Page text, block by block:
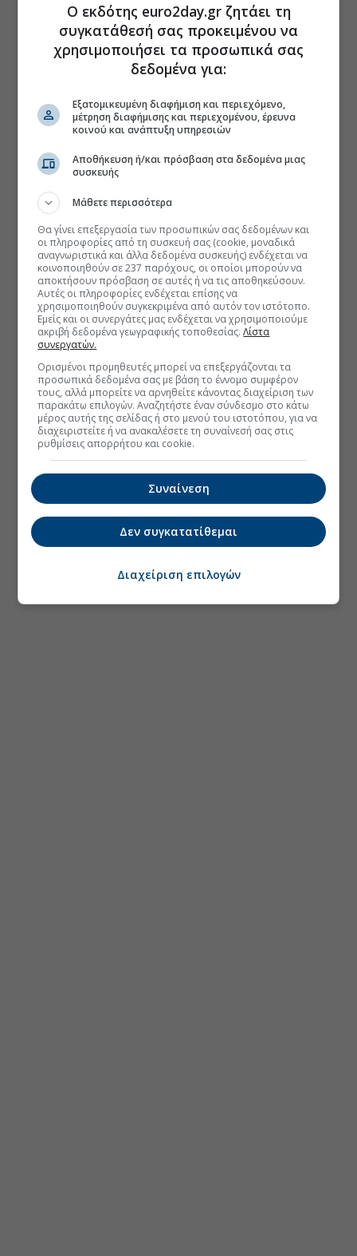
Ο εκδότης euro2day.gr ζητάει τη
συγκατάθεσή σας προκειμένου να
χρησιμοποιήσει τα προσωπικά σας
δεδομένα για:
Εξατομικευμένη διαφήμιση και περιεχόμενο,
μέτρηση διαφήμισης και περιεχομένου, έρευνα
κοινού και ανάπτυξη υπηρεσιών
Αποθήκευση ή/και πρόσβαση στα δεδομένα μιας
συσκευής
Μάθετε περισσότερα
Θα γίνει επεξεργασία των προσωπικών σας δεδομένων και
οι πληροφορίες από τη συσκευή σας (cookie, μοναδικά
αναγνωριστικά και άλλα δεδομένα συσκευής) ενδέχεται να
κοινοποιηθούν σε 237 παρόχους, οι οποίοι μπορούν να
αποκτήσουν πρόσβαση σε αυτές ή να τις αποθηκεύσουν.
Αυτές οι πληροφορίες ενδέχεται επίσης να
χρησιμοποιηθούν συγκεκριμένα από αυτόν τον ιστότοπο.
Εμείς και οι συνεργάτες μας ενδέχεται να χρησιμοποιούμε
ακριβή δεδομένα γεωγραφικής τοποθεσίας.Λίστα
συνεργατών.
Ορισμένοι προμηθευτές μπορεί να επεξεργάζονται τα
προσωπικά δεδομένα σας με βάση το έννομο συμφέρον
τους, αλλά μπορείτε να αρνηθείτε κάνοντας διαχείριση των
παρακάτω επιλογών. Αναζητήστε έναν σύνδεσμο στο κάτω
μέρος αυτής της σελίδας ή στο μενού του ιστοτόπου, για να
διαχειριστείτε ή να ανακαλέσετε τη συναίνεσή σας στις
ρυθμίσεις απορρήτου και cookie.
Συναίνεση
Δεν συγκατατίθεμαι
Διαχείριση επιλογών